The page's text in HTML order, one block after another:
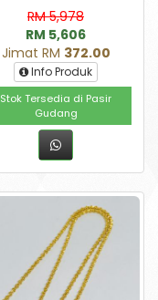
RM 5,978
RM 5,606
Jimat RM 372.00
Info Produk
Stok Tersedia di Pasir
Gudang